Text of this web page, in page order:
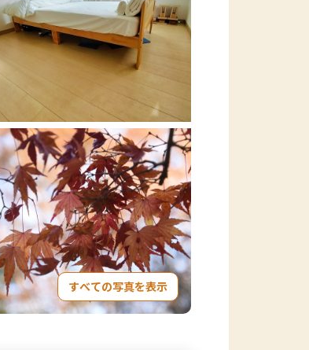
すべての写真を表示